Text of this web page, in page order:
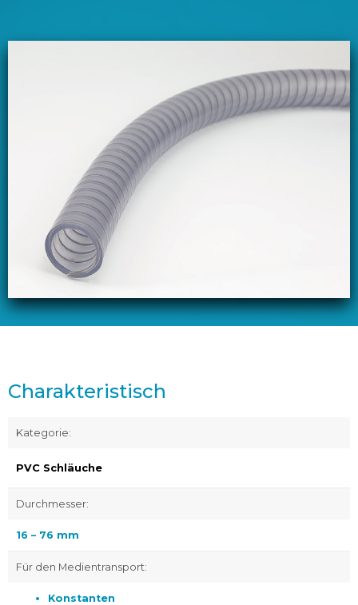
Charakteristisch
Kategorie:
PVC Schläuche
Durchmesser:
16 – 76 mm
Für den Medientransport:
Konstanten